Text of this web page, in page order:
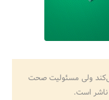
ولی مسئولیت صحت
است.